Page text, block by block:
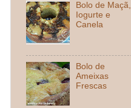
Bolo de Maçã,
Iogurte e
Canela
Bolo de
Ameixas
Frescas